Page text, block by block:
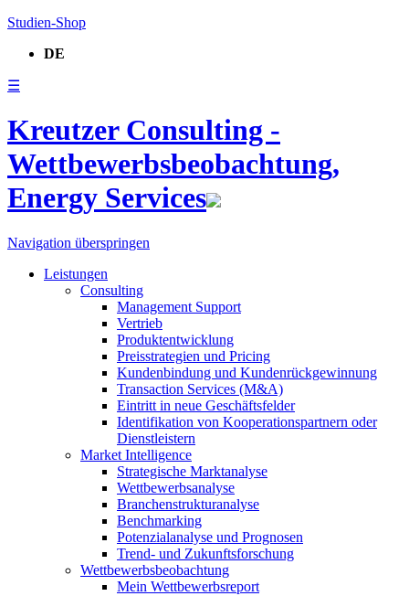
Studien-Shop
DE
☰
Kreutzer Consulting -
Wettbewerbsbeobachtung,
Energy Services
Navigation überspringen
Leistungen
Consulting
Management Support
Vertrieb
Produktentwicklung
Preisstrategien und Pricing
Kundenbindung und Kundenrückgewinnung
Transaction Services (M&A)
Eintritt in neue Geschäftsfelder
Identifikation von Kooperationspartnern oder
Dienstleistern
Market Intelligence
Strategische Marktanalyse
Wettbewerbsanalyse
Branchenstrukturanalyse
Benchmarking
Potenzialanalyse und Prognosen
Trend- und Zukunftsforschung
Wettbewerbs­beobachtung
Mein Wettbewerbsreport